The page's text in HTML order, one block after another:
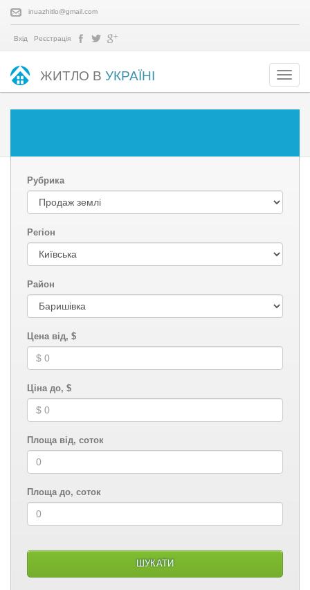
inuazhitlo@gmail.com
Вхід Реєстрація
ЖИТЛО В УКРАЇНІ
Рубрика
Регіон
Район
Цена від, $
Ціна до, $
Площа від, соток
Площа до, соток